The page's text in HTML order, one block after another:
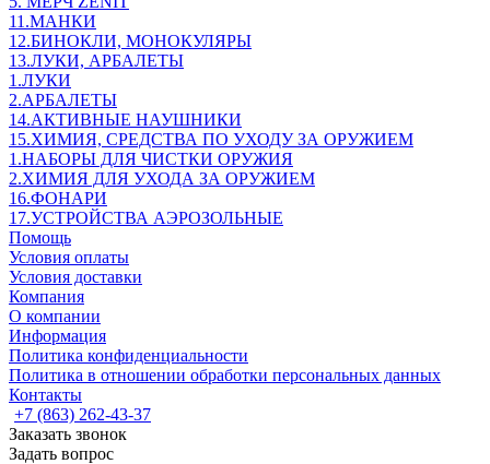
11.МАНКИ
12.БИНОКЛИ, МОНОКУЛЯРЫ
13.ЛУКИ, АРБАЛЕТЫ
1.ЛУКИ
2.АРБАЛЕТЫ
14.АКТИВНЫЕ НАУШНИКИ
15.ХИМИЯ, СРЕДСТВА ПО УХОДУ ЗА ОРУЖИЕМ
1.НАБОРЫ ДЛЯ ЧИСТКИ ОРУЖИЯ
2.ХИМИЯ ДЛЯ УХОДА ЗА ОРУЖИЕМ
16.ФОНАРИ
17.УСТРОЙСТВА АЭРОЗОЛЬНЫЕ
Помощь
Условия оплаты
Условия доставки
Компания
О компании
Информация
Политика конфиденциальности
Политика в отношении обработки персональных данных
Контакты
+7 (863) 262-43-37
Заказать звонок
Задать вопрос